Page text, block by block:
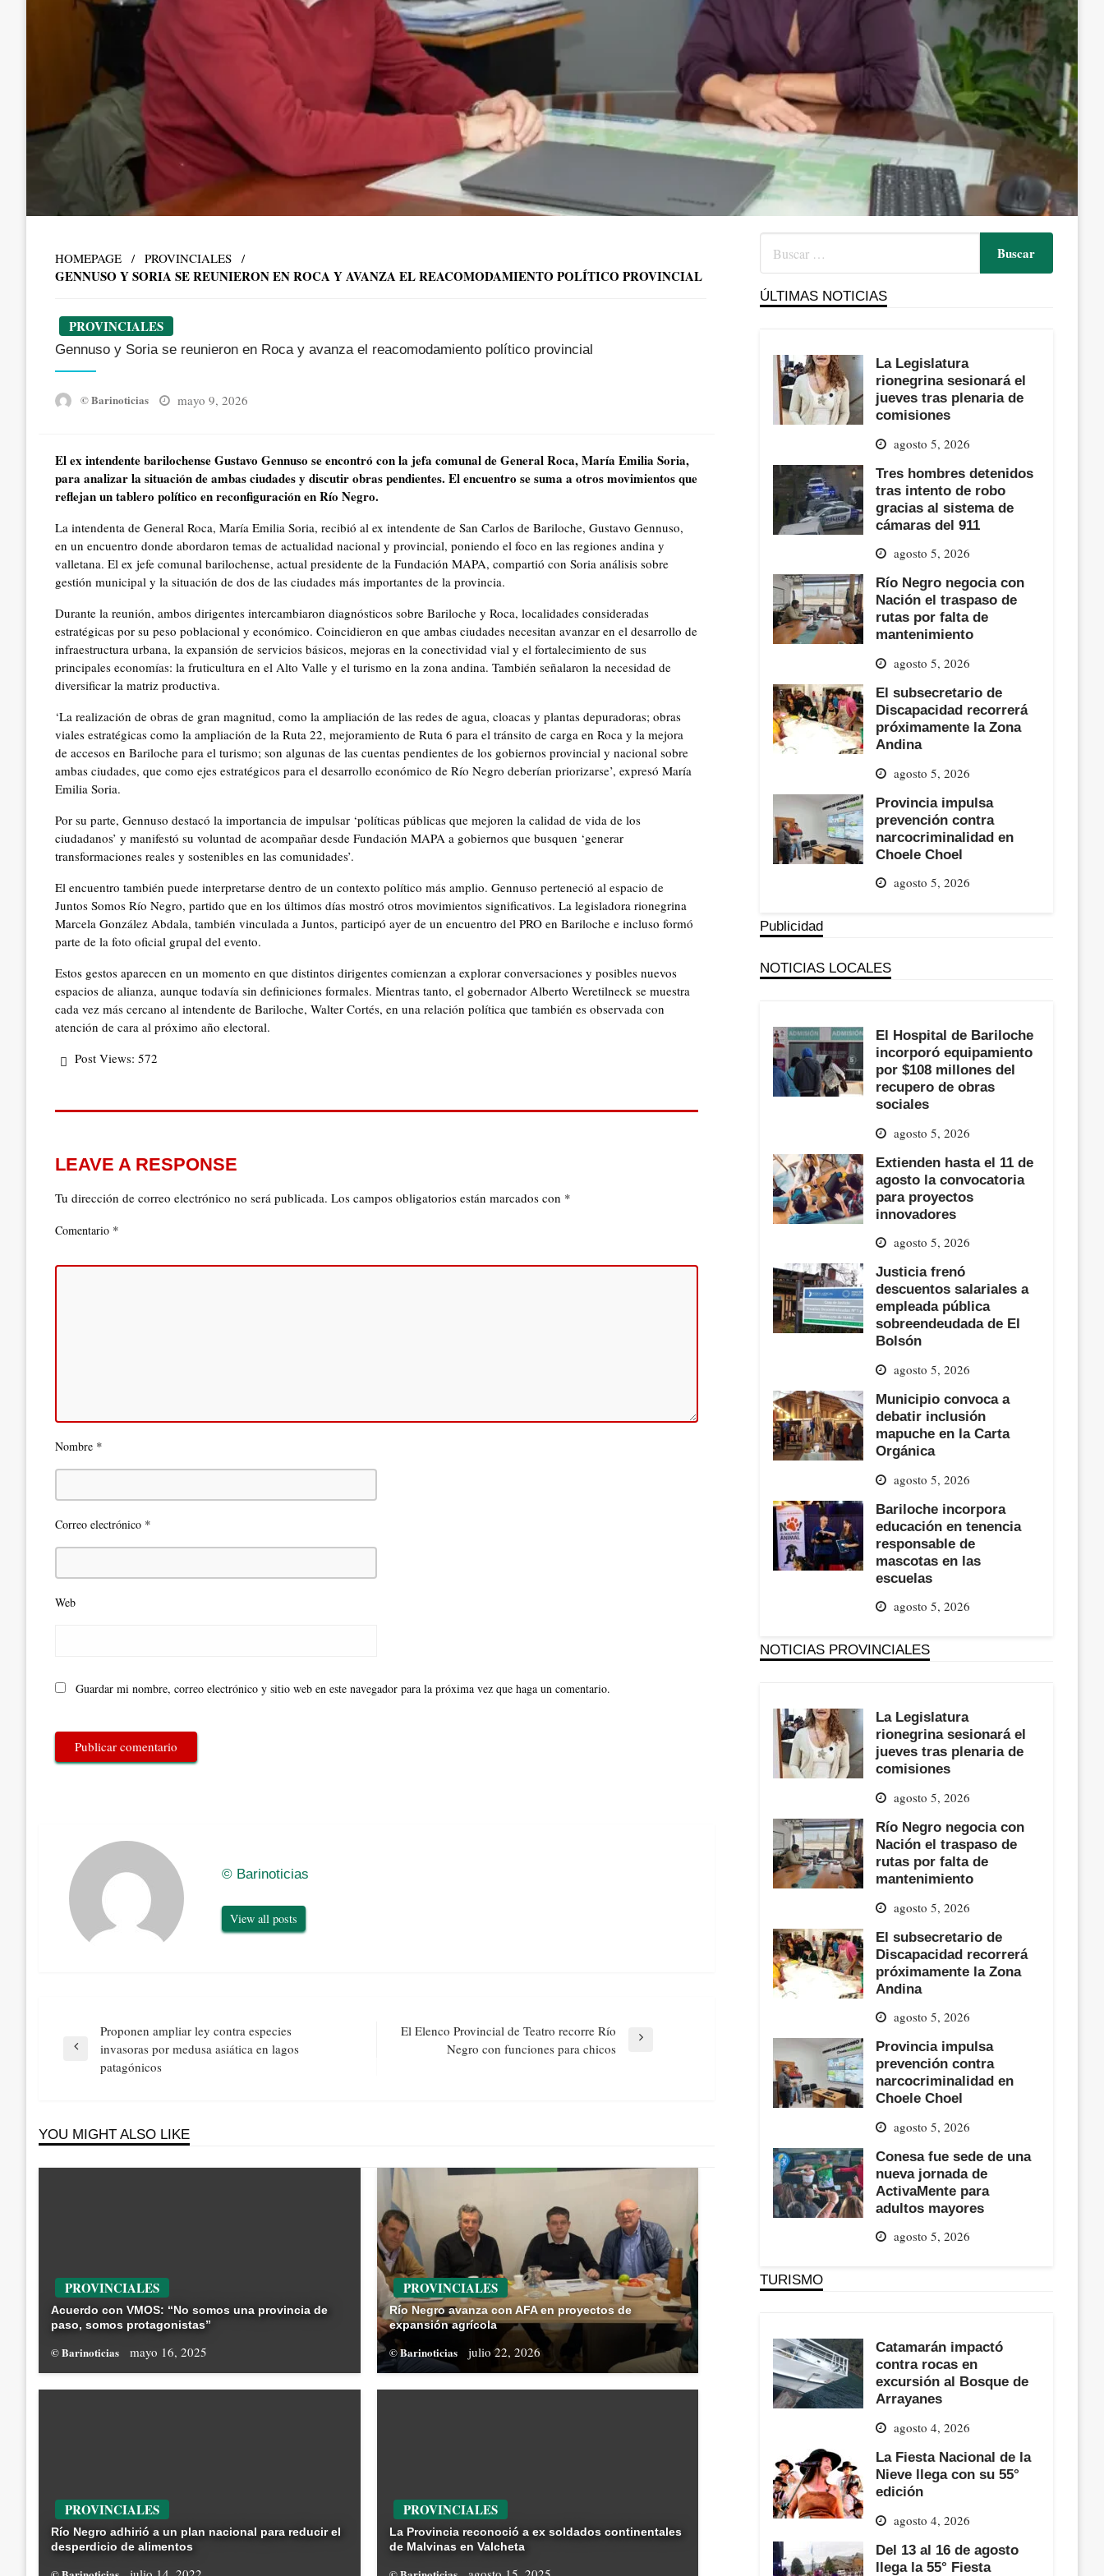
HOMEPAGE PROVINCIALES
GENNUSO Y SORIA SE REUNIERON EN ROCA Y AVANZA EL REACOMODAMIENTO POLÍTICO PROVINCIAL
PROVINCIALES
Gennuso y Soria se reunieron en Roca y avanza el reacomodamiento político provincial
© Barinoticias
Posted
mayo 9, 2026
El ex intendente barilochense Gustavo Gennuso se encontró con la jefa comunal de General Roca, María Emilia Soria,
para analizar la situación de ambas ciudades y discutir obras pendientes. El encuentro se suma a otros movimientos que
reflejan un tablero político en reconfiguración en Río Negro.
La intendenta de General Roca, María Emilia Soria, recibió al ex intendente de San Carlos de Bariloche, Gustavo Gennuso,
en un encuentro donde abordaron temas de actualidad nacional y provincial, poniendo el foco en las regiones andina y
valletana. El ex jefe comunal barilochense, actual presidente de la Fundación MAPA, compartió con Soria análisis sobre
gestión municipal y la situación de dos de las ciudades más importantes de la provincia.
Durante la reunión, ambos dirigentes intercambiaron diagnósticos sobre Bariloche y Roca, localidades consideradas
estratégicas por su peso poblacional y económico. Coincidieron en que ambas ciudades necesitan avanzar en el desarrollo de
infraestructura urbana, la expansión de servicios básicos, mejoras en la conectividad vial y el fortalecimiento de sus
principales economías: la fruticultura en el Alto Valle y el turismo en la zona andina. También señalaron la necesidad de
diversificar la matriz productiva.
‘La realización de obras de gran magnitud, como la ampliación de las redes de agua, cloacas y plantas depuradoras; obras
viales estratégicas como la ampliación de la Ruta 22, mejoramiento de Ruta 6 para el tránsito de carga en Roca y la mejora
de accesos en Bariloche para el turismo; son algunas de las cuentas pendientes de los gobiernos provincial y nacional sobre
ambas ciudades, que como ejes estratégicos para el desarrollo económico de Río Negro deberían priorizarse’, expresó María
Emilia Soria.
Por su parte, Gennuso destacó la importancia de impulsar ‘políticas públicas que mejoren la calidad de vida de los
ciudadanos’ y manifestó su voluntad de acompañar desde Fundación MAPA a gobiernos que busquen ‘generar
transformaciones reales y sostenibles en las comunidades’.
El encuentro también puede interpretarse dentro de un contexto político más amplio. Gennuso perteneció al espacio de
Juntos Somos Río Negro, partido que en los últimos días mostró otros movimientos significativos. La legisladora rionegrina
Marcela González Abdala, también vinculada a Juntos, participó ayer de un encuentro del PRO en Bariloche e incluso formó
parte de la foto oficial grupal del evento.
Estos gestos aparecen en un momento en que distintos dirigentes comienzan a explorar conversaciones y posibles nuevos
espacios de alianza, aunque todavía sin definiciones formales. Mientras tanto, el gobernador Alberto Weretilneck se muestra
cada vez más cercano al intendente de Bariloche, Walter Cortés, en una relación política que también es observada con
atención de cara al próximo año electoral.
Post Views: 572
LEAVE A RESPONSE
Tu dirección de correo electrónico no será publicada. Los campos obligatorios están marcados con *
Comentario *
Nombre *
Correo electrónico *
Web
Guardar mi nombre, correo electrónico y sitio web en este navegador para la próxima vez que haga un comentario.
© Barinoticias
View all posts
Navegación
de
entradas
Previous
Proponen ampliar ley contra especies
invasoras por medusa asiática en lagos
patagónicos
El Elenco Provincial de Teatro recorre Río
Negro con funciones para chicos
YOU MIGHT ALSO LIKE
PROVINCIALES
Acuerdo con VMOS: “No somos una provincia de
paso, somos protagonistas”
© Barinoticias mayo 16, 2025
PROVINCIALES
Río Negro avanza con AFA en proyectos de
expansión agrícola
© Barinoticias julio 22, 2026
PROVINCIALES
Río Negro adhirió a un plan nacional para reducir el
desperdicio de alimentos
PROVINCIALES
La Provincia reconoció a ex soldados continentales
de Malvinas en Valcheta
ÚLTIMAS NOTICIAS
La Legislatura
rionegrina sesionará el
jueves tras plenaria de
comisiones
agosto 5, 2026
Tres hombres detenidos
tras intento de robo
gracias al sistema de
cámaras del 911
agosto 5, 2026
Río Negro negocia con
Nación el traspaso de
rutas por falta de
mantenimiento
agosto 5, 2026
El subsecretario de
Discapacidad recorrerá
próximamente la Zona
Andina
agosto 5, 2026
Provincia impulsa
prevención contra
narcocriminalidad en
Choele Choel
agosto 5, 2026
Publicidad
NOTICIAS LOCALES
El Hospital de Bariloche
incorporó equipamiento
por $108 millones del
recupero de obras
sociales
agosto 5, 2026
Extienden hasta el 11 de
agosto la convocatoria
para proyectos
innovadores
agosto 5, 2026
Justicia frenó
descuentos salariales a
empleada pública
sobreendeudada de El
Bolsón
agosto 5, 2026
Municipio convoca a
debatir inclusión
mapuche en la Carta
Orgánica
agosto 5, 2026
Bariloche incorpora
educación en tenencia
responsable de
mascotas en las
escuelas
agosto 5, 2026
NOTICIAS PROVINCIALES
La Legislatura
rionegrina sesionará el
jueves tras plenaria de
comisiones
agosto 5, 2026
Río Negro negocia con
Nación el traspaso de
rutas por falta de
mantenimiento
agosto 5, 2026
El subsecretario de
Discapacidad recorrerá
próximamente la Zona
Andina
agosto 5, 2026
Provincia impulsa
prevención contra
narcocriminalidad en
Choele Choel
agosto 5, 2026
Conesa fue sede de una
nueva jornada de
ActivaMente para
adultos mayores
agosto 5, 2026
TURISMO
Catamarán impactó
contra rocas en
excursión al Bosque de
Arrayanes
agosto 4, 2026
La Fiesta Nacional de la
Nieve llega con su 55°
edición
agosto 4, 2026
Del 13 al 16 de agosto
llega la 55° Fiesta